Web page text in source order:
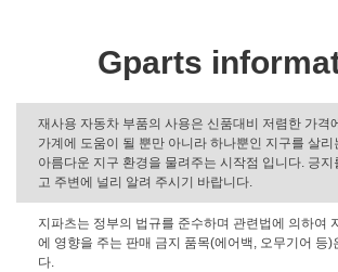
Gparts
재사용 자동차 부품의 사용은 신품대비 저렴한 가격
가계에 도움이 될 뿐만 아니라 하나뿐인 지구를 살리
아름다운 지구 환경을 물려주는 시작점 입니다. 긍지
고 주변에 널리 알려 주시기 바랍니다.
지파츠는 정부의 법규를 준수하며 관련법에 의하여
에 영향을 주는 판매 금지 품목(에어백, 오무기어 등)
다.